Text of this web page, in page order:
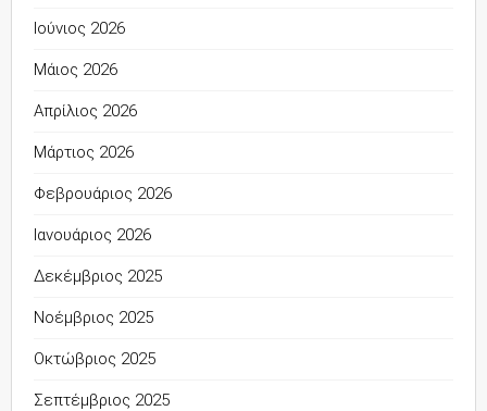
Ιούνιος 2026
Μάιος 2026
Απρίλιος 2026
Μάρτιος 2026
Φεβρουάριος 2026
Ιανουάριος 2026
Δεκέμβριος 2025
Νοέμβριος 2025
Οκτώβριος 2025
Σεπτέμβριος 2025